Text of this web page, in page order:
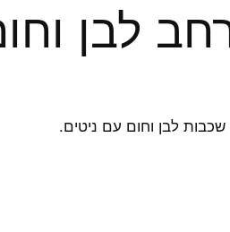
לבן
לבן וחום עם ניטים.